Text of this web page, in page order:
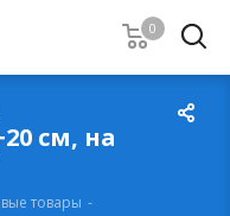
0
см, на
товары -